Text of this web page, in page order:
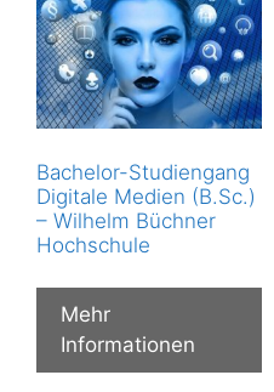
Bachelor-Studiengang
Digitale Medien (B.Sc.)
– Wilhelm Büchner
Hochschule
Mehr
Informationen